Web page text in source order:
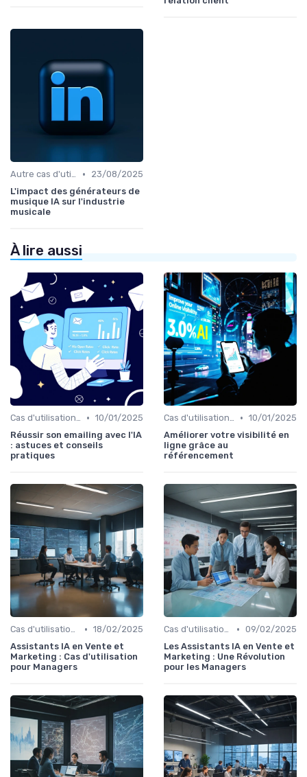
Autre cas d'utilisation •
23/08/2025
L'impact des générateurs de
musique IA sur l'industrie
musicale
À lire aussi
Cas d'utilisation IA Marketing • 10/01/2025
Réussir son emailing avec l'IA
: astuces et conseils
pratiques
Cas d'utilisation IA Marketing • 10/01/2025
Améliorer votre visibilité en
ligne grâce au
référencement
Cas d'utilisation IA Marketing • 18/02/2025
Assistants IA en Vente et
Marketing : Cas d'utilisation
pour Managers
Cas d'utilisation IA Vente • 09/02/2025
Les Assistants IA en Vente et
Marketing : Une Révolution
pour les Managers